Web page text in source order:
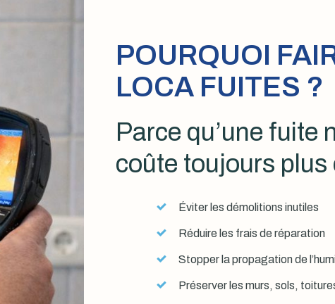
POURQUOI
LOCA FUITES ?
Parce qu’une fuite
coûte toujours plus
Éviter les démolitions inutiles
Réduire les frais de réparation
Stopper la propagation de
Préserver les murs, sols,